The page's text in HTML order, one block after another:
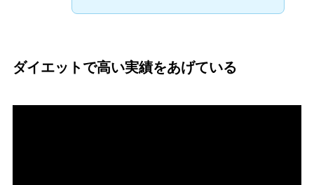
ダイエットで高い実績をあげている